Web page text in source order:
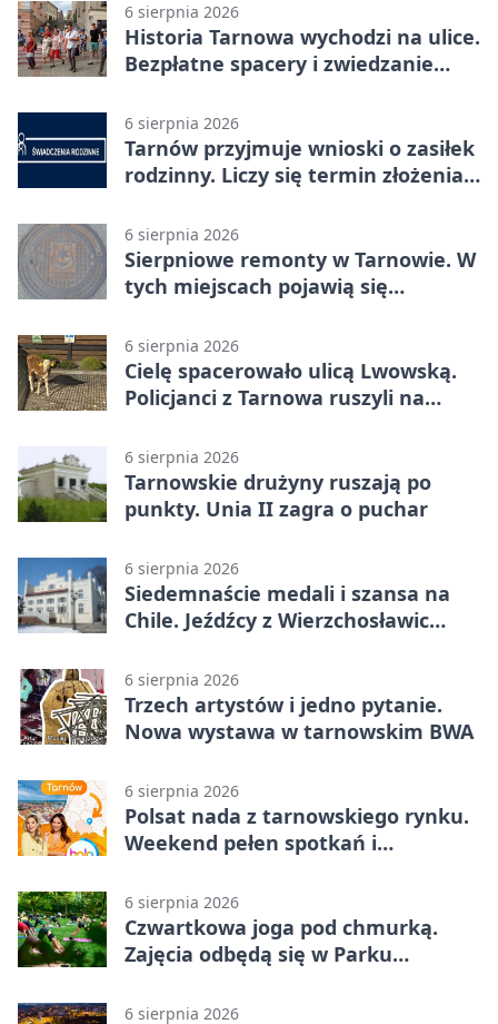
6 sierpnia 2026
Historia Tarnowa wychodzi na ulice.
Bezpłatne spacery i zwiedzanie
6 sierpnia 2026
Tarnów przyjmuje wnioski o zasiłek
rodzinny. Liczy się termin złożenia
6 sierpnia 2026
Sierpniowe remonty w Tarnowie. W
tych miejscach pojawią się
6 sierpnia 2026
Cielę spacerowało ulicą Lwowską.
Policjanci z Tarnowa ruszyli na
6 sierpnia 2026
Tarnowskie drużyny ruszają po
punkty. Unia II zagra o puchar
6 sierpnia 2026
Siedemnaście medali i szansa na
Chile. Jeźdźcy z Wierzchosławic
6 sierpnia 2026
Trzech artystów i jedno pytanie.
Nowa wystawa w tarnowskim BWA
6 sierpnia 2026
Polsat nada z tarnowskiego rynku.
Weekend pełen spotkań i
6 sierpnia 2026
Czwartkowa joga pod chmurką.
Zajęcia odbędą się w Parku
6 sierpnia 2026